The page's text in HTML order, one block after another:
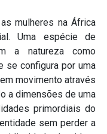
mulheres na África
Uma espécie de
a natureza como
se configura por uma
movimento através
a dimensões de uma
primordiais do
sem perder a